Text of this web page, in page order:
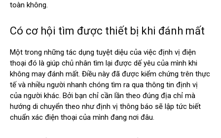
toàn không.
Có cơ hội tìm được thiết bị khi đánh mất
Một trong những tác dụng tuyệt diệu của việc định vị điện
thoại đó là giúp chủ nhân tìm lại được dế yêu của mình khi
không may đánh mất. Điều này đã được kiểm chứng trên thực
tế và nhiều người nhanh chóng tìm ra qua thông tin định vị
của người khác. Bởi bạn chỉ cần lần theo đúng địa chỉ mà
hướng di chuyển theo như định vị thông báo sẽ lập tức biết
chuẩn xác điện thoại của mình đang nơi đâu.